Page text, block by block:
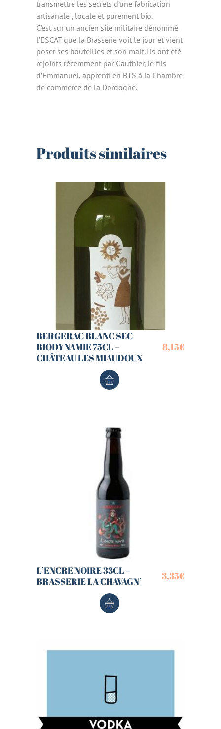
transmettre les secrets d’une fabrication
artisanale , locale et purement bio.
C’est sur un ancien site militaire dénommé
l’ESCAT que la Brasserie voit le jour et vient
poser ses bouteilles et son malt. Ils ont été
rejoints récemment par Gauthier, le fils
d’Emmanuel, apprenti en BTS à la Chambre
de commerce de la Dordogne.
Produits similaires
BERGERAC BLANC SEC
BIODYNAMIE 75CL –
CHÂTEAU LES MIAUDOUX
8,15€
L’ENCRE NOIRE 33CL –
BRASSERIE LA CHAVAGN’
3,35€